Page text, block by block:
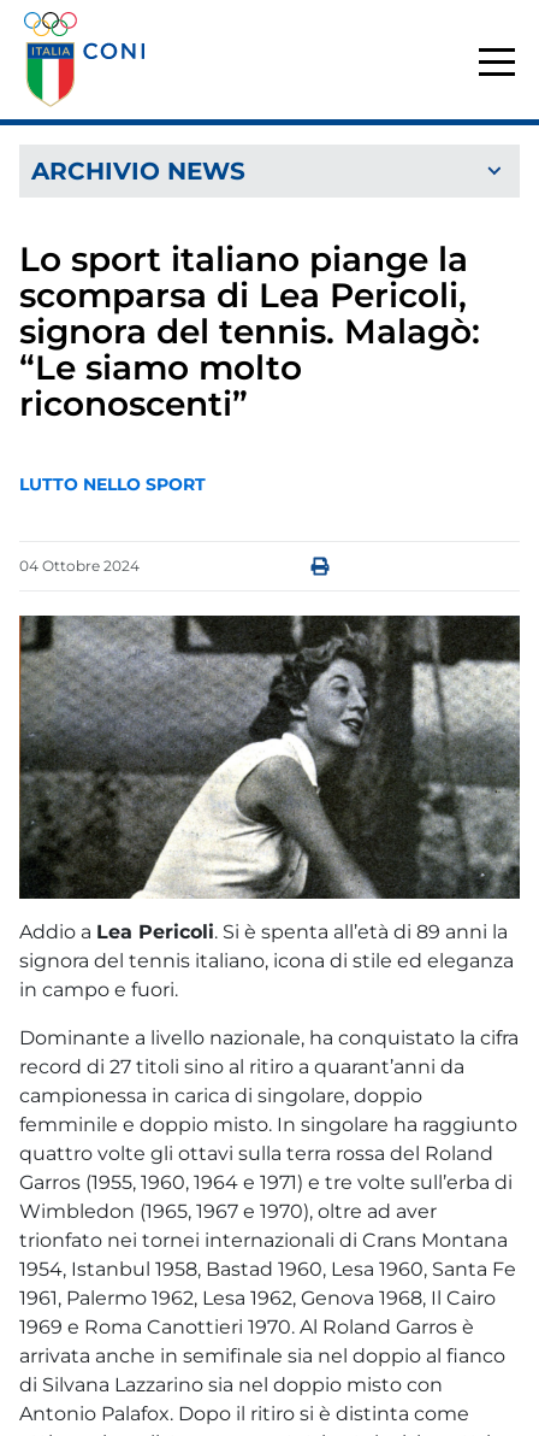
Lo sport italiano piange la
scomparsa di Lea Pericoli,
signora del tennis. Malagò:
“Le siamo molto
riconoscenti”
LUTTO NELLO SPORT
04 Ottobre 2024
Addio a Lea Pericoli. Si è spenta all’età di 89 anni la
signora del tennis italiano, icona di stile ed eleganza
in campo e fuori.
Dominante a livello nazionale, ha conquistato la cifra
record di 27 titoli sino al ritiro a quarant’anni da
campionessa in carica di singolare, doppio
femminile e doppio misto. In singolare ha raggiunto
quattro volte gli ottavi sulla terra rossa del Roland
Garros (1955, 1960, 1964 e 1971) e tre volte sull’erba di
Wimbledon (1965, 1967 e 1970), oltre ad aver
trionfato nei tornei internazionali di Crans Montana
1954, Istanbul 1958, Bastad 1960, Lesa 1960, Santa Fe
1961, Palermo 1962, Lesa 1962, Genova 1968, Il Cairo
1969 e Roma Canottieri 1970. Al Roland Garros è
arrivata anche in semifinale sia nel doppio al fianco
di Silvana Lazzarino sia nel doppio misto con
Antonio Palafox. Dopo il ritiro si è distinta come
ARCHIVIO NEWS